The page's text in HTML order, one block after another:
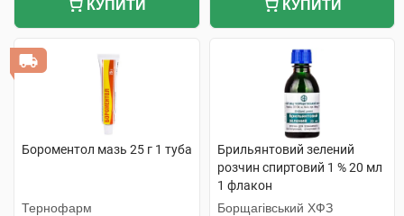
КУПИТИ КУПИТИ
Бороментол мазь 25 г 1 туба
Тернофарм
Брильянтовий зелений
розчин спиртовий 1 % 20 мл
1 флакон
Борщагівський ХФЗ